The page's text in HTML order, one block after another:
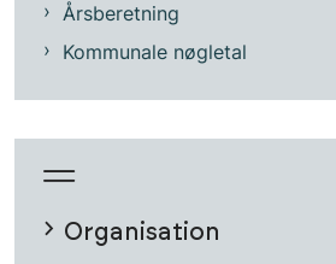
Årsberetning
Kommunale nøgletal
Organisation